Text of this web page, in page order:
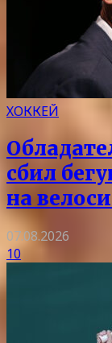
ХОККЕЙ
сбил
на
07.08.2026
10